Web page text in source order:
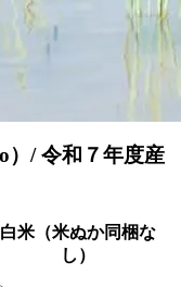
）/ 令和７年度産
白米（米ぬか同梱な
し）